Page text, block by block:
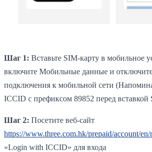
Шаг 1: Вставьте SIM-карту в мобильное
включите Мобильные данные и
подключения к мобильной сети
ICCID с префиксом 89852 перед вставкой
Шаг 2: Посетите веб-сайт
https://www.three.com.hk/prepaid/account/en/
«Login with ICCID» для входа